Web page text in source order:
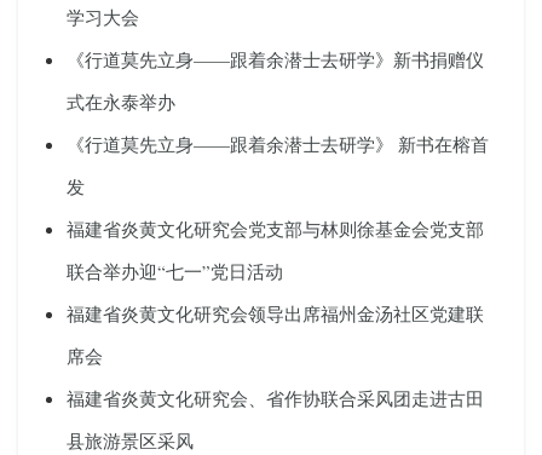
学习大会
《行道莫先立身——跟着余潜士去研学》新书捐赠仪
式在永泰举办
《行道莫先立身——跟着余潜士去研学》 新书在榕首
发
福建省炎黄文化研究会党支部与林则徐基金会党支部
联合举办迎“七一”党日活动
福建省炎黄文化研究会领导出席福州金汤社区党建联
席会
福建省炎黄文化研究会、省作协联合采风团走进古田
县旅游景区采风